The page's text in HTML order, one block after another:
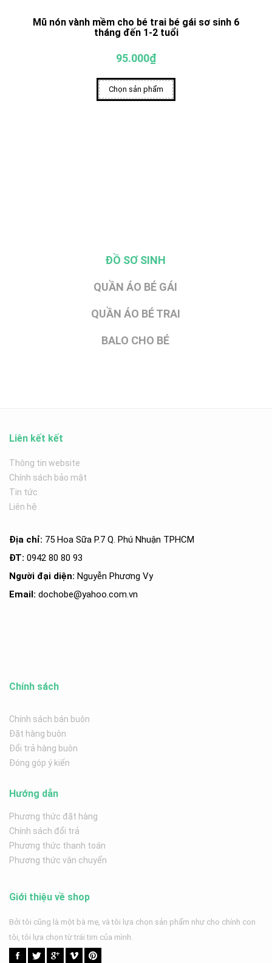
Mũ nón vành mềm cho bé trai bé gái sơ sinh 6
tháng đến 1-2 tuổi
95.000₫
Chọn sản phẩm
ĐỒ SƠ SINH
QUẦN ÁO BÉ GÁI
QUẦN ÁO BÉ TRAI
BALO CHO BÉ
Liên kết kết
Thông tin website
Chính sách bảo mật
Tin tức
Liên hệ
Địa chỉ: 75 Hoa Sữa P.7 Q. Phú Nhuận TPHCM
ĐT: 0942 80 80 93
Người đại diện: Nguyễn Phương Vy
Email: dochobe@yahoo.com.vn
Chính sách
Chính sách bán buôn
Đặt hàng buôn
Đổi trả hàng buôn
Đóng góp ý kiến
Hướng dẫn
Phương thức đặt hàng
Chính sách đổi trả
Phương thức thanh toán
Phương thức vận chuyển
Giới thiệu về shop
Bởi tôi cũng là một bà mẹ, và tôi lựa chọn sản phẩm như cho chính con
tôi, tôi lựa chọn từ trái tim của mình.